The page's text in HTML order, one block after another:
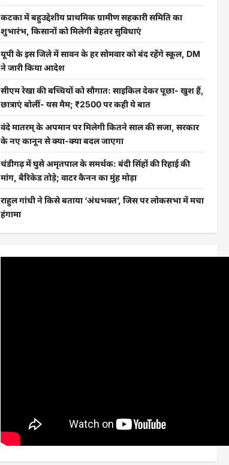
कटका में बहुउद्देशीय प्राथमिक ग्रामीण सहकारी समिति का
शुभारंभ, किसानों को मिलेगी बेहतर सुविधाएं
यूपी के इस जिले में सावन के हर सोमवार को बंद रहेंगे स्कूल, DM
ने जारी किया आदेश
सीएम रेखा की बच्चियों को सौगात: साइकिल देकर पूछा- खुश हैं,
छात्राएं बोलीं- यस मैम; ₹2500 पर कही ये बात
वंदे मातरम् के अपमान पर मिलेगी कितने साल की सजा, सरकार
के नए कानून से क्या-क्या बदल जाएगा
चंडीगढ़ में घुसे अमृतपाल के समर्थक: बंदी सिंहों की रिहाई की
मांग, बैरिकेड तोड़े; वाटर कैनन का मुंह मोड़ा
राहुल गांधी ने किसे बताया ‘अंधभक्त’, जिस पर लोकसभा में मचा
हंगामा